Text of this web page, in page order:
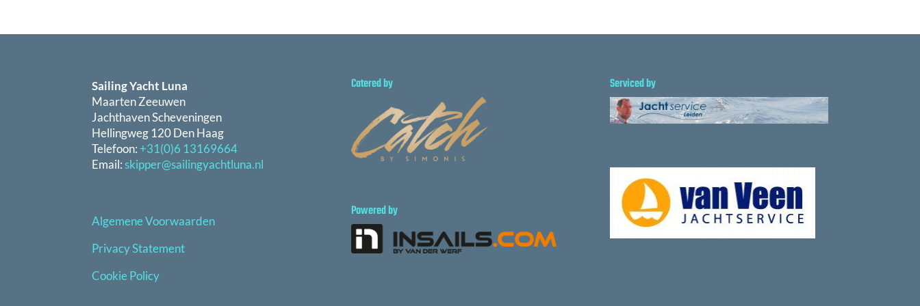
Sailing Yacht Luna
Maarten Zeeuwen
Jachthaven Scheveningen
Hellingweg 120 Den Haag
Telefoon: +31(0)6 13169664
Email:skipper@sailingyachtluna.nl
Algemene Voorwaarden
Privacy Statement
Cookie Policy
Catered by
Powered by
Serviced by